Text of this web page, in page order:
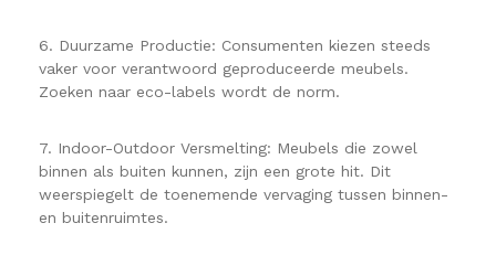
6. Duurzame Productie: Consumenten kiezen steeds
vaker voor verantwoord geproduceerde meubels.
Zoeken naar eco-labels wordt de norm.
7. Indoor-Outdoor Versmelting: Meubels die zowel
binnen als buiten kunnen, zijn een grote hit. Dit
weerspiegelt de toenemende vervaging tussen binnen-
en buitenruimtes.